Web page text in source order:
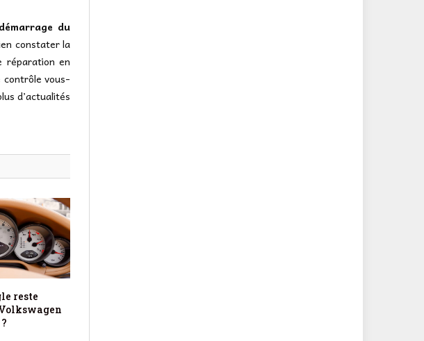
du
constater la
réparation en
contrôle vous-
d’actualités
reste